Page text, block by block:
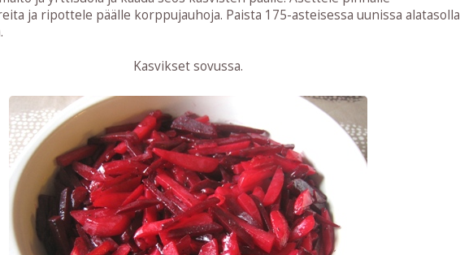
ja ripottele päälle korppujauhoja. Paista 175-asteisessa uunissa alatasolla
Kasvikset sovussa.